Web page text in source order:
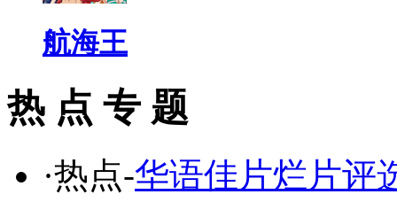
航海王
热 点 专 题
·热点-华语佳片烂片评